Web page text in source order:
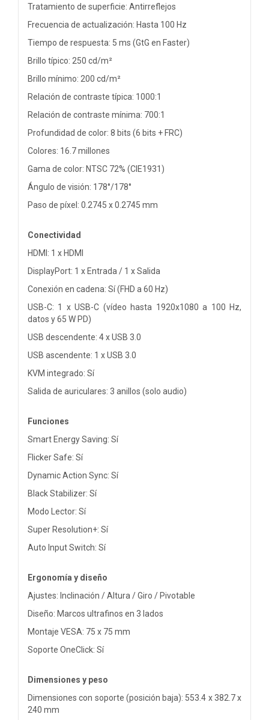
Tratamiento de superficie: Antirreflejos
Frecuencia de actualización: Hasta 100 Hz
Tiempo de respuesta: 5 ms (GtG en Faster)
Brillo típico: 250 cd/m²
Brillo mínimo: 200 cd/m²
Relación de contraste típica: 1000:1
Relación de contraste mínima: 700:1
Profundidad de color: 8 bits (6 bits + FRC)
Colores: 16.7 millones
Gama de color: NTSC 72% (CIE1931)
Ángulo de visión: 178°/178°
Paso de píxel: 0.2745 x 0.2745 mm
Conectividad
HDMI: 1 x HDMI
DisplayPort: 1 x Entrada / 1 x Salida
Conexión en cadena: Sí (FHD a 60 Hz)
USB-C: 1 x USB-C (vídeo hasta 1920x1080 a 100 Hz,
datos y 65 W PD)
USB descendente: 4 x USB 3.0
USB ascendente: 1 x USB 3.0
KVM integrado: Sí
Salida de auriculares: 3 anillos (solo audio)
Funciones
Smart Energy Saving: Sí
Flicker Safe: Sí
Dynamic Action Sync: Sí
Black Stabilizer: Sí
Modo Lector: Sí
Super Resolution+: Sí
Auto Input Switch: Sí
Ergonomía y diseño
Ajustes: Inclinación / Altura / Giro / Pivotable
Diseño: Marcos ultrafinos en 3 lados
Montaje VESA: 75 x 75 mm
Soporte OneClick: Sí
Dimensiones y peso
Dimensiones con soporte (posición baja): 553.4 x 382.7 x
240 mm